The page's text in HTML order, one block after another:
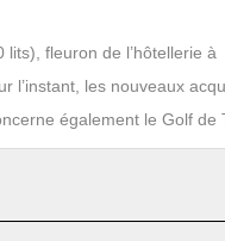
lits), fleuron de l’hôtellerie
l’instant, les nouveaux
également le Golf